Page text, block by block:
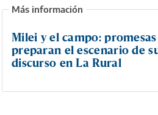
Milei y el campo:
preparan el escenario de
discurso en La Rural